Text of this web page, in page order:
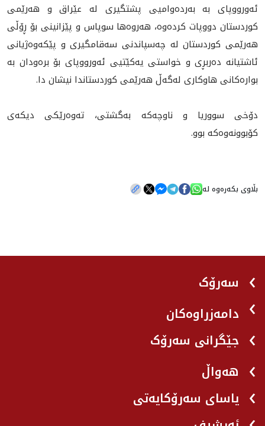
ئه‌ورووپای به‌ به‌رده‌وامیی پشتگیری له‌ عێراق و هه‌رێمی
کوردستان دووپات کرده‌وه‌، هه‌روه‌ها سوپاس و پێزانینی بۆ ڕۆڵی
هەرێمی کوردستان لە چەسپاندنی سەقامگیری و پێکەوەژیانی
ئاشتیانە دەربڕی و خواستی یەکێتیی ئەورووپای بۆ بره‌ودان بە
بوارەکانی هاوکاری لەگەڵ هەرێمی کوردستاندا نیشان دا.​​​​​​​​​​​​​​​​
دۆخی سووریا و ناوچه‌که به‌گشتی، ته‌وه‌رێکی دیکه‌ی
کۆبوونه‌وه‌که‌ بوو.
بڵاوی بکەرەوە لە
سەرۆک
دامەزراوەکان
جێگرانی سه‌رۆک
هه‌واڵ
یاسای سەرۆکایەتی